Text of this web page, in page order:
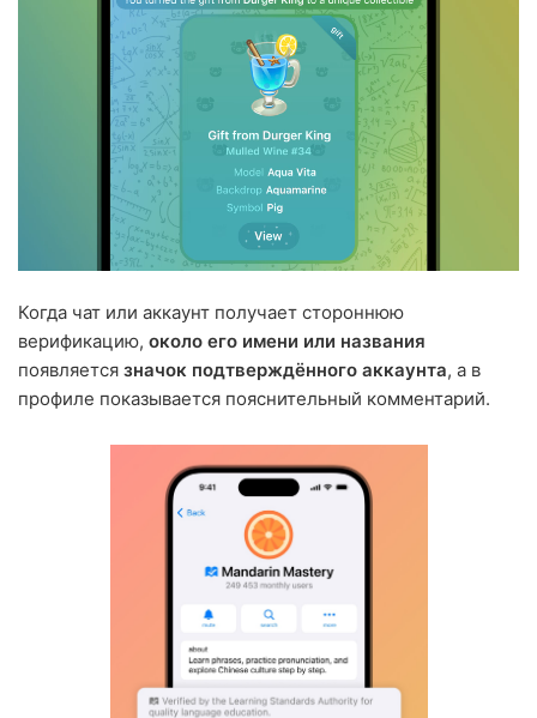
Когда чат или аккаунт получает стороннюю
верификацию, около его имени или названия
появляется значок подтверждённого аккаунта, а в
профиле показывается пояснительный комментарий.